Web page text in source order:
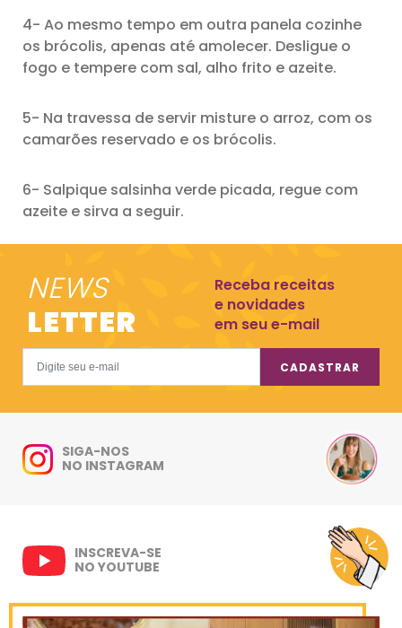
4- Ao mesmo tempo em outra panela cozinhe
os brócolis, apenas até amolecer. Desligue o
fogo e tempere com sal, alho frito e azeite.
5- Na travessa de servir misture o arroz, com os
camarões reservado e os brócolis.
6- Salpique salsinha verde picada, regue com
azeite e sirva a seguir.
NEWS
LETTER
Receba receitas
e novidades
em seu e-mail
CADASTRAR
SIGA-NOS
NO INSTAGRAM
INSCREVA-SE
NO YOUTUBE